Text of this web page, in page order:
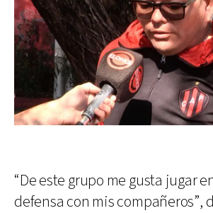
“De este grupo me gusta jugar
defensa con mis compañeros”,